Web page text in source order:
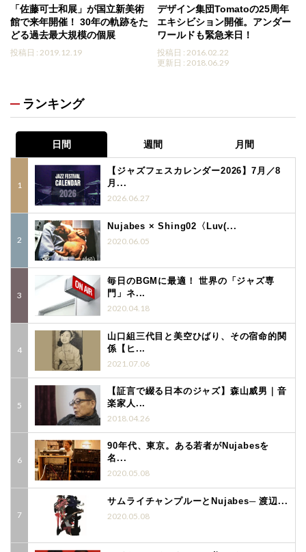
「佐藤可士和展」が国立新美術
館で来年開催！ 30年の軌跡をた
どる過去最大規模の個展
投稿日 : 2019.12.19
デザイン集団Tomatoの25周年
エキシビション開催。アンダー
ワールドも緊急来日！
投稿日 : 2016.02.22
更新日 : 2018.06.29
ランキング
日間 週間 月間
【ジャズフェスカレンダー2026】7月／8
月...
2026.06.27
Nujabes × Shing02〈Luv(...
2020.06.05
毎日のBGMに最適！ 世界の「ジャズ専
門」ネ...
2020.04.18
山口組三代目と美空ひばり、その宿命的関
係【ヒ...
2021.07.06
【証言で綴る日本のジャズ】森山威男｜音
楽家人...
2018.04.26
90年代、東京。ある若者がNujabesを
名...
2020.05.08
サムライチャンプルーとNujabes─ 渡辺...
2020.05.08